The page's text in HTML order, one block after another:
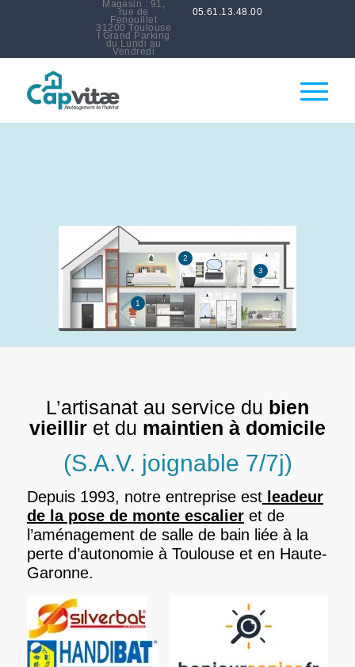
Magasin : 91,
rue de
Fenouillet
31200 Toulouse
I Grand Parking
du Lundi au
Vendredi
05.61.13.48.00
1
2
3
L’artisanat au service du bien
vieillir et du maintien à domicile
(S.A.V. joignable 7/7j)
Depuis 1993, notre entreprise est leadeur
de la pose de monte escalier et de
l’aménagement de salle de bain liée à la
perte d’autonomie à Toulouse et en Haute-
Garonne.